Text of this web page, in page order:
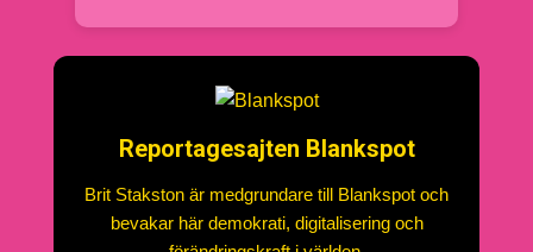
Reportagesajten Blankspot
Brit Stakston är medgrundare till Blankspot och
bevakar här demokrati, digitalisering och